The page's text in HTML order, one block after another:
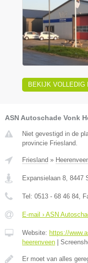
BEKIJK VOLLEDIG
ASN Autoschade Vonk
Niet gevestigd in de
provincie Friesland.
Friesland »
Expansielaan 8 8447
Tel: 0513 - 68 46 84 ,
E-mail › ASN
Website: https://
heerenveen |
Er moet van alles